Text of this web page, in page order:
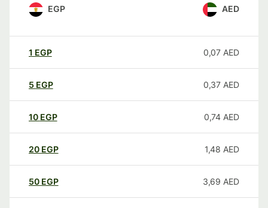
EGP AED
1 EGP 0,07 AED
5 EGP 0,37 AED
10 EGP 0,74 AED
20 EGP 1,48 AED
50 EGP 3,69 AED